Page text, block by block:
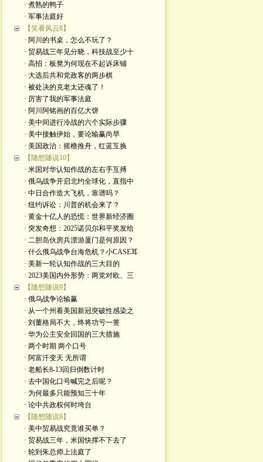
· 煮熟的鸭子
· 军事法庭好
【笑看风云8】
· 阿川的书桌，怎么不玩了？
· 贸易战三年见分晓，科技战至少十
· 高招：板凳为何现在不起诉床铺
· 大选后共和党政客的两步棋
· 被处决的克老太还魂了！
· 厉害了我的军事法庭
· 阿川阿铭画的百亿大饼
· 美中间进行冷战的六个实际步骤
· 美中接触伊始，要论输赢尚早
· 美国政治：摇橹推舟，红蓝互换
【随想随说10】
· 米国对华认知作战的左右手互搏
· 俄乌战争开启北约全球化，直指中
· 中日合作造大飞机，靠谱吗？
· 纽约诉讼：川普的机会来了？
· 黄金十亿人的恐慌：世界新经济圈
· 突发奇想：2025诺贝尔和平奖发给
· 二胆岛伙房兵漂游厦门是何原因？
· 什么俄乌战争台海危机？小CASE耳
· 美新一轮认知作战的三大目的
· 2023美国内外形势：两党对欧、三
【随想随说9】
· 俄乌战争论输赢
· 从一个州看美国新冠突破性感染之
· 刘董格局不大，终将功亏一篑
· 华为公主安全回国的三大措施
· 两个时期 两个口号
· 阿富汗变天 无所谓
· 老船长8-13回归倒数计时
· 去中国化口号喊完之后呢？
· 为何最多只能预知三十年
· 论中共政权何时垮台
【随想随说8】
· 美中贸易战究竟谁买单？
· 贸易战三年，米国快撑不下去了
· 轮到朱总师上法庭了